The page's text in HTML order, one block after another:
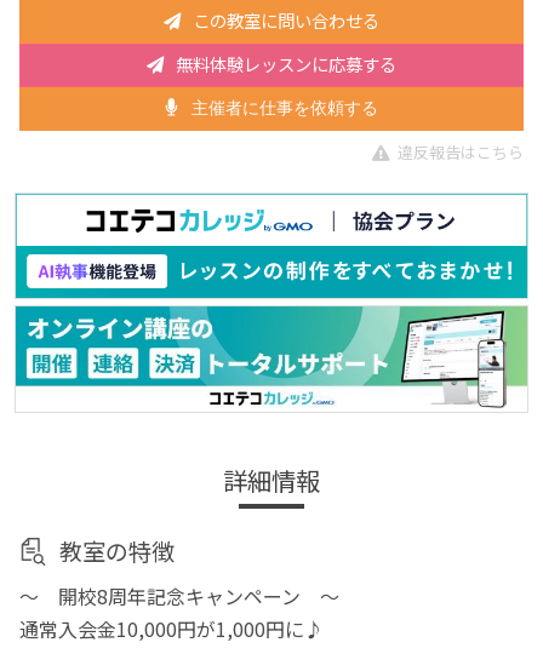
この教室に問い合わせる
無料体験レッスンに応募する
主催者に仕事を依頼する
違反報告はこちら
詳細情報
教室の特徴
～ 開校8周年記念キャンペーン ～
通常入会金10,000円が1,000円に♪